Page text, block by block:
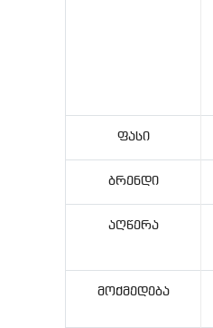
Ფასი
Ბრენდი
Აღწერა
Მოქმედება